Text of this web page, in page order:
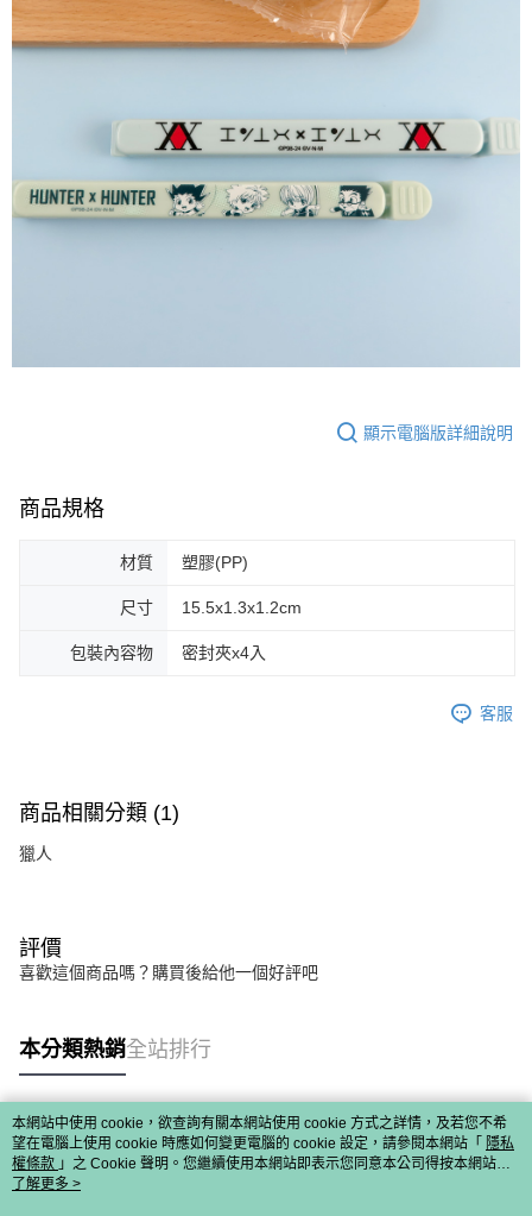
顯示電腦版詳細說明
商品規格
材質 塑膠(PP)
尺寸 15.5x1.3x1.2cm
包裝內容物 密封夾x4入
客服
商品相關分類 (1)
獵人
評價
喜歡這個商品嗎？購買後給他一個好評吧
本分類熱銷全站排行
熱門標籤
本網站中使用 cookie，欲查詢有關本網站使用 cookie 方式之詳情，及若您不希
望在電腦上使用 cookie 時應如何變更電腦的 cookie 設定，請參閱本網站「 隱私
權條款 」之 Cookie 聲明。您繼續使用本網站即表示您同意本公司得按本網站使
用條款之 Cookie 聲明使用 cookie。
了解更多 >